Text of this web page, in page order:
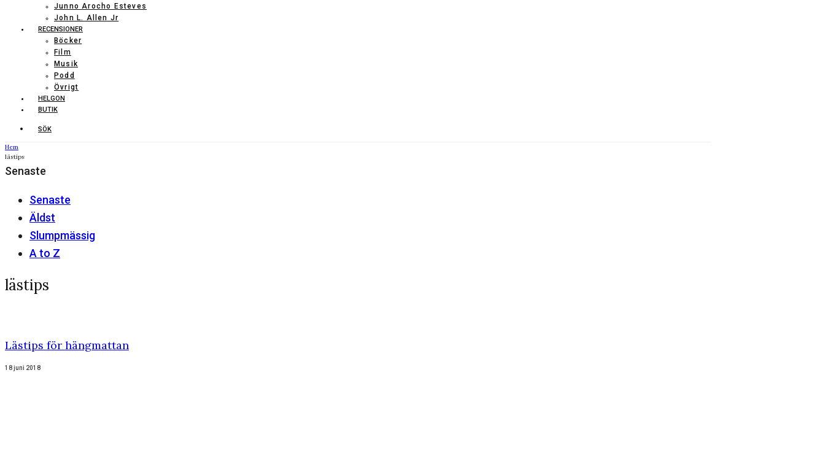
Junno Arocho Esteves
John L. Allen Jr
RECENSIONER
Böcker
Film
Musik
Podd
Övrigt
HELGON
BUTIK
SÖK
Hem
lästips
Senaste
Senaste
Äldst
Slumpmässig
A to Z
lästips
Lästips för hängmattan
18 juni 2018